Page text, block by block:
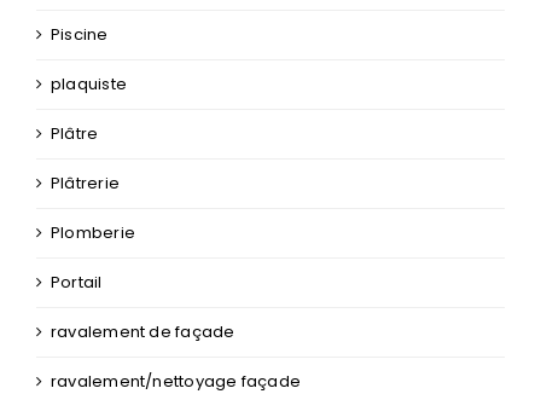
Piscine
plaquiste
Plâtre
Plâtrerie
Plomberie
Portail
ravalement de façade
ravalement/nettoyage façade